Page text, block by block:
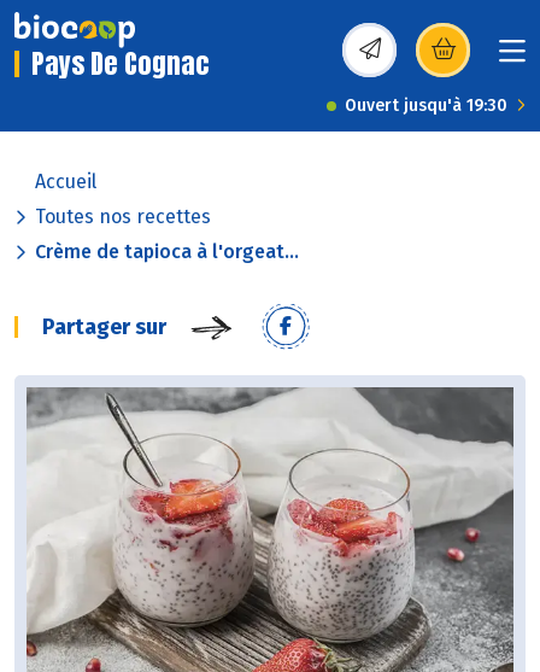
Pays De Cognac (s’ouvre dans une
Ouvert jusqu'à 19:30
Accueil
Toutes nos recettes
Crème de tapioca à l'orgeat...
Partager sur